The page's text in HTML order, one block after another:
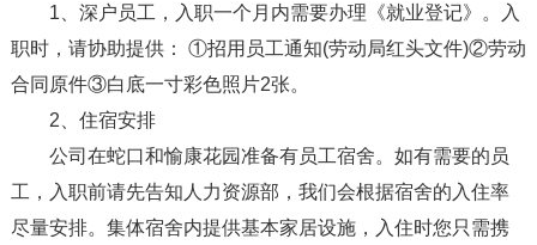
1、深户员工，入职一个月内需要办理《就业登记》。入
职时，请协助提供： ①招用员工通知(劳动局红头文件)②劳动
合同原件③白底一寸彩色照片2张。
2、住宿安排
公司在蛇口和愉康花园准备有员工宿舍。如有需要的员
工，入职前请先告知人力资源部，我们会根据宿舍的入住率
尽量安排。集体宿舍内提供基本家居设施，入住时您只需携